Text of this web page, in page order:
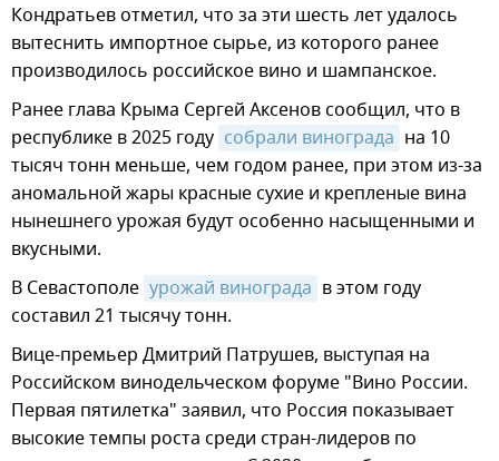
Кондратьев отметил, что за эти шесть лет удалось
вытеснить импортное сырье, из которого ранее
производилось российское вино и шампанское.
Ранее глава Крыма Сергей Аксенов сообщил, что в
республике в 2025 году собрали винограда на 10
тысяч тонн меньше, чем годом ранее, при этом из-за
аномальной жары красные сухие и крепленые вина
нынешнего урожая будут особенно насыщенными и
вкусными.
В Севастополе урожай винограда в этом году
составил 21 тысячу тонн.
Вице-премьер Дмитрий Патрушев, выступая на
Российском винодельческом форуме "Вино России.
Первая пятилетка" заявил, что Россия показывает
высокие темпы роста среди стран-лидеров по